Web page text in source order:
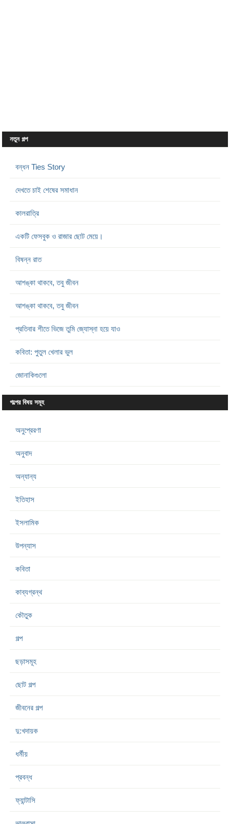
নতুন গল্প
বন্ধন Ties Story
দেখতে চাই শেষের সমাধান
কালরাত্রি
একটি ফেসবুক ও রাজার ছোট মেয়ে।
বিষন্ন রাত
আশঙ্কা থাকবে, তবু জীবন
আশঙ্কা থাকবে, তবু জীবন
প্রতিবার শীতে ভিজে তুমি জ্যোস্না হয়ে যাও
কবিতা: পুতুল খেলার ভুল
জোনাকিগুলো
গল্পের বিষয় সমূহ
অনুপ্রেরণা
অনুবাদ
অন্যান্য
ইতিহাস
ইসলামিক
উপন্যাস
কবিতা
কাব্যগ্রন্থ
কৌতুক
গল্প
ছড়াসমূহ
ছোট গল্প
জীবনের গল্প
দু:খদায়ক
ধর্মীয়
প্রবন্ধ
ফ্যান্টাসি